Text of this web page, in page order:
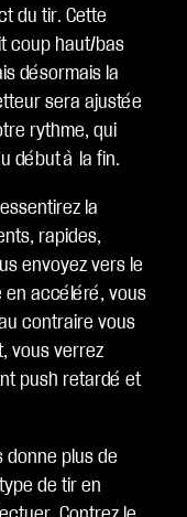
du tir. Cette
coup haut/bas
désormais la
sera ajustée
rythme, qui
début à la fin.
la
rapides,
envoyez vers le
en accéléré, vous
contraire vous
vous verrez
push retardé et
donne plus de
de tir en